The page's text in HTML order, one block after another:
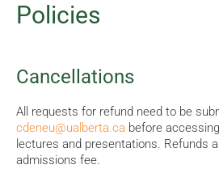
Policies
Cancellations
All requests for refund need to be
cdeneu@ualberta.ca before
lectures and presentations. Refunds
admissions fee.